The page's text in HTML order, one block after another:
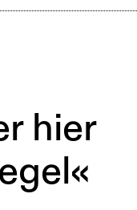
hier